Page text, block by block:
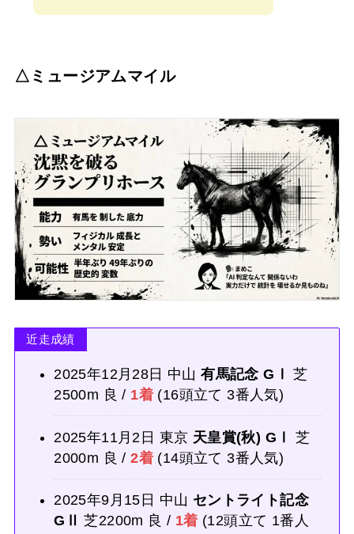
△ミュージアムマイル
近走成績
2025年12月28日 中山有馬記念 GⅠ 芝
2500m 良 / 1着 (16頭立て 3番人気)
2025年11月2日 東京 天皇賞(秋) GⅠ
芝
2000m 良 /2着 (14頭立て 3番人気)
2025年9月15日 中山 セントライト記念
GⅡ
芝2200m 良 / 1着 (12頭立て 1番人